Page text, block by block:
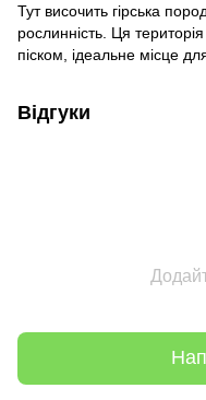
Тут височить гірська
рослинність. Ця
піском, ідеальне місце
Відгуки